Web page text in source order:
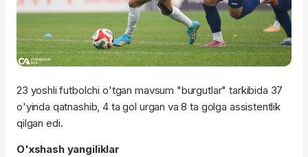
23 yoshli futbolchi o'tgan mavsum "burgutlar" tarkibida 37
o'yinda qatnashib, 4 ta gol urgan va 8 ta golga assistentlik
qilgan edi.
O'xshash yangiliklar